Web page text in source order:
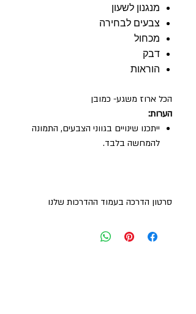
מנגנון לשעון
צבעים לבחירה
מכחול
דבק
הוראות
הכל ארוז משגע- כמובן
הערות:
ייתכנו שינויים בגווני הצבעים, התמונה
להמחשה בלבד.
סרטון הדרכה בעמוד ההדרכות שלנו